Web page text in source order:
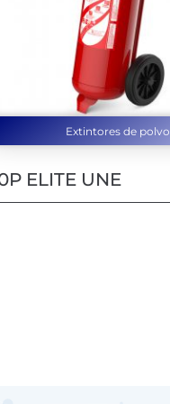
Extintores de polvo
ELITE UNE